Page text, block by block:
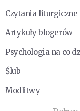
Czytania liturgiczne
Artykuły blogerów
Psychologia na co
Ślub
Modlitwy